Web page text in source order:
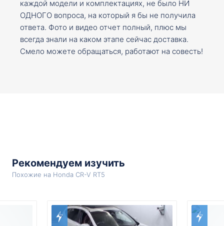
каждой модели и комплектациях, не было НИ
ОДНОГО вопроса, на который я бы не получила
ответа. Фото и видео отчет полный, плюс мы
всегда знали на каком этапе сейчас доставка.
Смело можете обращаться, работают на совесть!
Рекомендуем изучить
Похожие на Honda CR-V RT5